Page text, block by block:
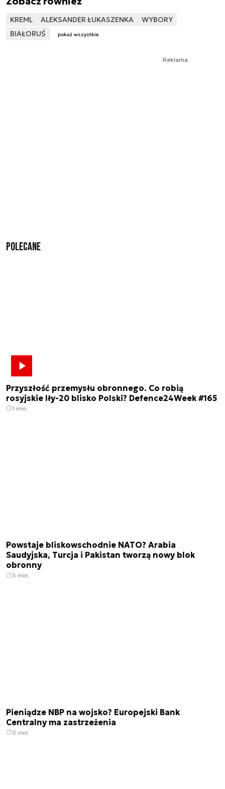
KREML ALEKSANDER ŁUKASZENKA
WYBORY
BIAŁORUŚ
pokaż wszystkie
Reklama
Polecane
Przyszłość przemysłu obronnego. Co robią
rosyjskie Iły-20 blisko Polski? Defence24Week #165
1 min.
Powstaje bliskowschodnie NATO? Arabia
Saudyjska, Turcja i Pakistan tworzą nowy blok
obronny
3 min.
Pieniądze NBP na wojsko? Europejski Bank
Centralny ma zastrzeżenia
3 min.